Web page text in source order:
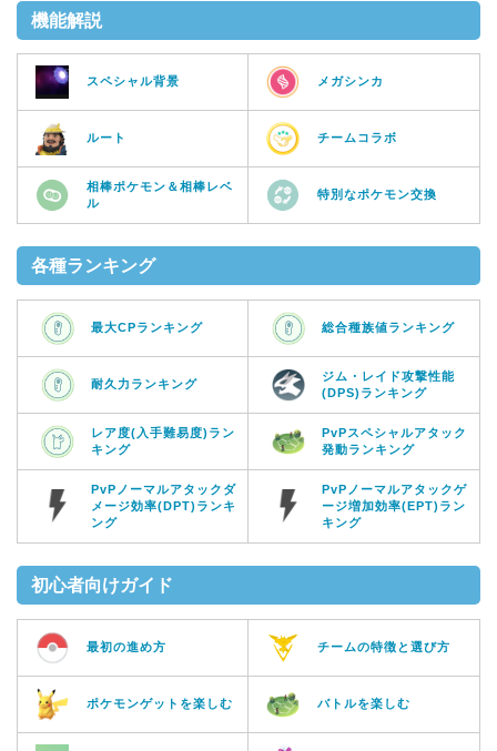
機能解説
スペシャル背景 メガシンカ
ルート チームコラボ
相棒ポケモン＆相棒レベ
ル
特別なポケモン交換
各種ランキング
最大CPランキング 総合種族値ランキング
耐久力ランキング
ジム・レイド攻撃性能
(DPS)ランキング
レア度(入手難易度)ラン
キング
PvPスペシャルアタック
発動ランキング
PvPノーマルアタックダ
メージ効率(DPT)ランキ
ング
PvPノーマルアタックゲ
ージ増加効率(EPT)ラン
キング
初心者向けガイド
最初の進め方 チームの特徴と選び方
ポケモンゲットを楽しむ バトルを楽しむ